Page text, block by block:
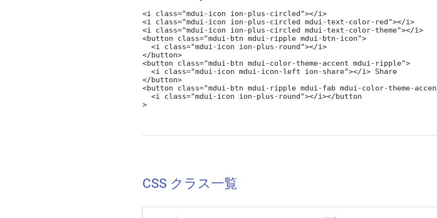
<i class="mdui-icon ion-plus-circled"></i>
<i class="mdui-icon ion-plus-circled mdui-text-color-red"></i>
<i class="mdui-icon ion-plus-circled mdui-text-color-theme"></i>
<button class="mdui-btn mdui-ripple mdui-btn-icon">
  <i class="mdui-icon ion-plus-round"></i>
</button>
<button class="mdui-btn mdui-color-theme-accent mdui-ripple">
  <i class="mdui-icon mdui-icon-left ion-share"></i> Share
</button>
<button class="mdui-btn mdui-ripple mdui-fab mdui-color-theme-
  <i class="mdui-icon ion-plus-round"></i></button
>
CSS クラス一覧